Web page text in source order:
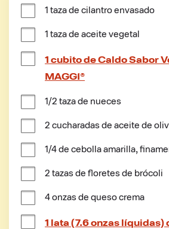
1 taza de cilantro envasado
1 taza de aceite vegetal
1 cubito de Caldo Sabor
MAGGI®
1/2 taza de nueces
2 cucharadas de aceite de
1/4 de cebolla amarilla,
2 tazas de floretes de brócoli
4 onzas de queso crema
1 lata (7.6 onzas líquidas)